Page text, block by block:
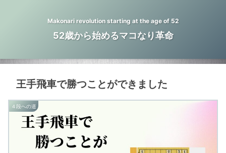
Makonari revolution starting at the age of 52
52歳から始めるマコなり革命
王手飛車で勝つことができました
４段への道